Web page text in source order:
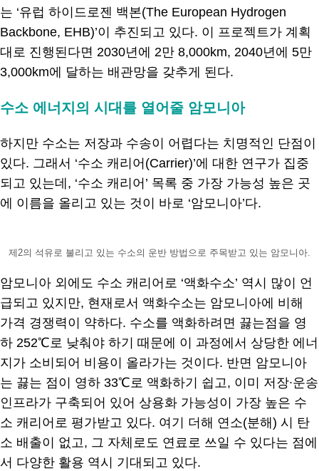
는 ‘유럽 하이드로젠 백본(The European Hydrogen
Backbone, EHB)’이 추진되고 있다. 이 프로젝트가 계획
대로 진행된다면 2030년에 2만 8,000km, 2040년에 5만
3,000km에 달하는 배관망을 갖추게 된다.
수소 에너지의 시대를 열어줄 암모니아
하지만 수소는 저장과 수송이 어렵다는 치명적인 단점이
있다. 그래서 ‘수소 캐리어(Carrier)’에 대한 연구가 집중
되고 있는데, ‘수소 캐리어’ 목록 중 가장 가능성 높은 곳
에 이름을 올리고 있는 것이 바로 ‘암모니아’다.
제2의 석유로 불리고 있는 수소의 운반 방법으로 주목받고 있는 암모니아.
암모니아 외에도 수소 캐리어로 ‘액화수소’ 역시 많이 언
급되고 있지만, 현재로서 액화수소는 암모니아에 비해
가격 경쟁력이 약하다. 수소를 액화하려면 끓는점을 영
하 252℃로 낮춰야 하기 때문에 이 과정에서 상당한 에너
지가 소비되어 비용이 올라가는 것이다. 반면 암모니아
는 끓는 점이 영하 33℃로 액화하기 쉽고, 이미 저장∙운송
인프라가 구축되어 있어 상용화 가능성이 가장 높은 수
소 캐리어로 평가받고 있다. 여기 더해 연소(분해) 시 탄
소 배출이 없고, 그 자체로도 연료로 쓰일 수 있다는 점에
서 다양한 활용 역시 기대되고 있다.